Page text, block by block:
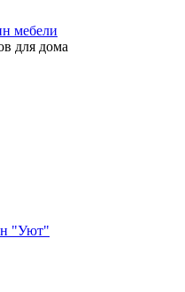
для дома
"Уют"